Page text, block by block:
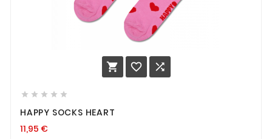
  
    
HAPPY SOCKS HEART
11,95 €